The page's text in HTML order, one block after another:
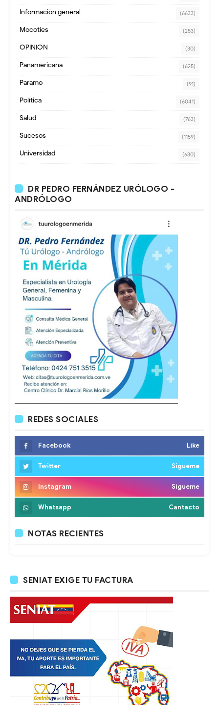
Información general (6633)
Mocoties (253)
OPINION (30)
Panamericana (625)
Paramo (91)
Política (6041)
Salud (763)
Sucesos (1159)
Universidad (680)
DR PEDRO FERNÁNDEZ URÓLOGO -
ANDRÓLOGO
REDES SOCIALES
Facebook Like
Twitter Sigueme
Instagram Sigueme
Whatsapp Cantacto
NOTAS RECIENTES
SENIAT EXIGE TU FACTURA